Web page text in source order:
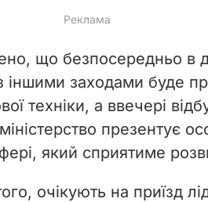
що безпосередньо в
іншими заходами буде
техніки, а ввечері
презентує
який сприятиме
очікують на приїзд